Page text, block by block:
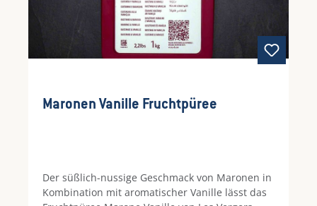
Maronen Vanille Fruchtpüree
Der süßlich-nussige Geschmack von Maronen in
Kombination mit aromatischer Vanille lässt das